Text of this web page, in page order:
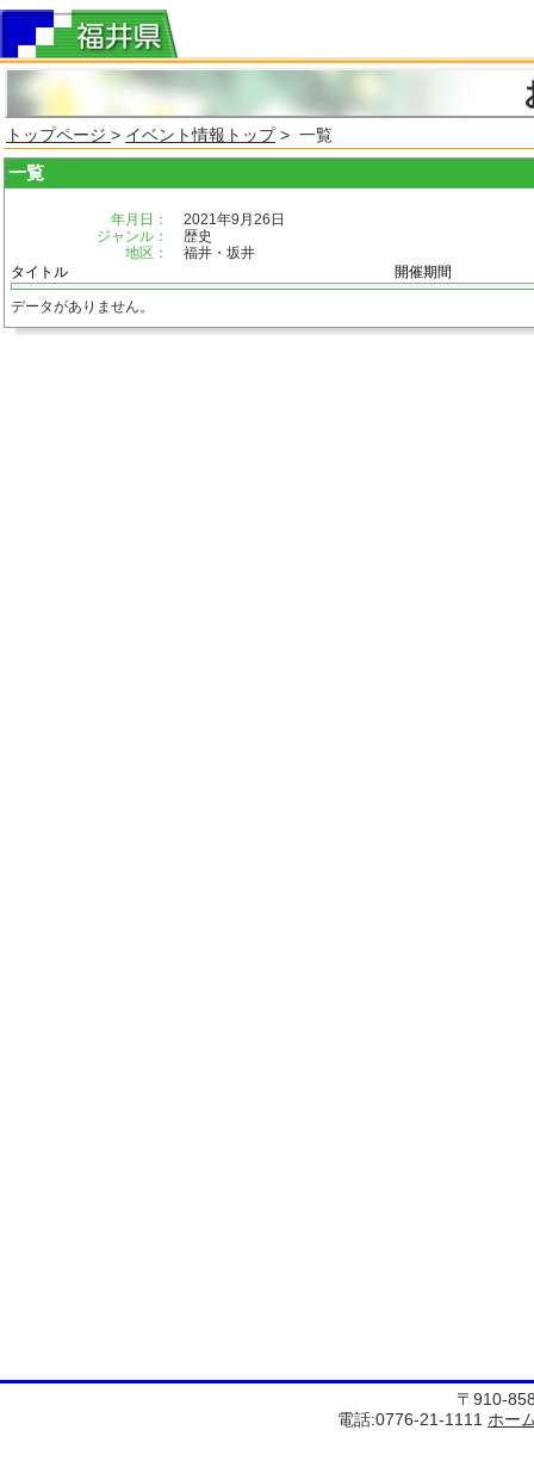
トップページ > イベント情報トップ> 一覧
一覧
年月日：
2021年9月26日
ジャンル：
歴史
地区：
福井・坂井
タイトル
開催期間
データがありません。
〒910-
電話:0776-21-1111 ホー